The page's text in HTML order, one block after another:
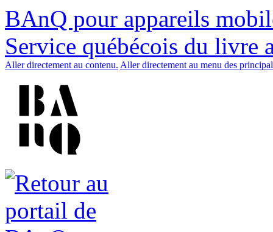
BAnQ pour appareils
Service québécois du livre
Aller directement au contenu. Aller directement au menu des